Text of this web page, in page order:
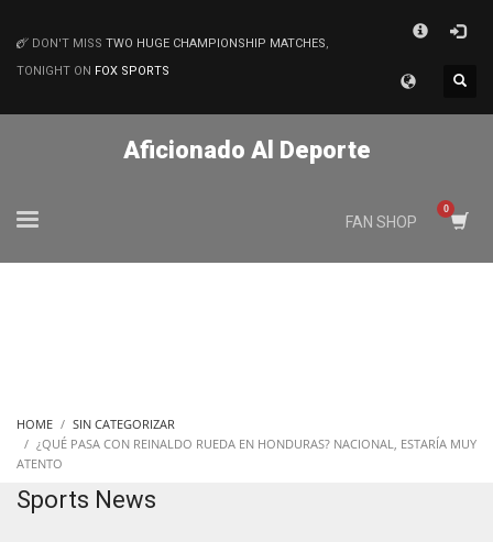
MATCHES
DON'T MISS TWO HUGE CHAMPIONSHIP MATCHES,
TONIGHT ON FOX SPORTS
Aficionado Al Deporte
FAN SHOP
HOME
SIN CATEGORIZAR
¿QUÉ PASA CON REINALDO RUEDA EN HONDURAS? NACIONAL, ESTARÍA MUY
ATENTO
Sports News